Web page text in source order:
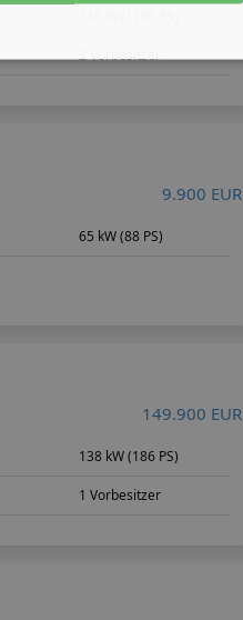
2 Vorbesitzer
9.900 EUR
65 kW (88 PS)
149.900 EUR
138 kW (186 PS)
1 Vorbesitzer